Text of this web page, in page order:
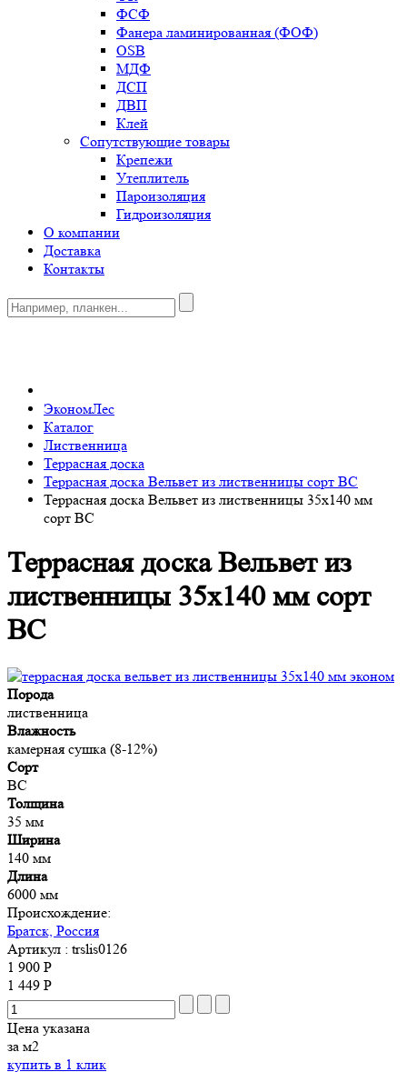
ФСФ
Фанера ламинированная (ФОФ)
OSB
МДФ
ДСП
ДВП
Клей
Сопутствующие товары
Крепежи
Утеплитель
Пароизоляция
Гидроизоляция
О компании
Доставка
Контакты
ЭкономЛес
Каталог
Лиственница
Террасная доска
Террасная доска Вельвет из лиственницы сорт ВС
Террасная доска Вельвет из лиственницы 35x140 мм
сорт BC
Террасная доска Вельвет из
лиственницы 35x140 мм сорт
BC
Порода
лиственница
Влажность
камерная сушка (8-12%)
Сорт
BC
Толщина
35 мм
Ширина
140 мм
Длина
6000 мм
Происхождение:
Братск, Россия
Артикул : trslis0126
1 900 Р
1 449 Р
Цена указана
за м2
купить в 1 клик